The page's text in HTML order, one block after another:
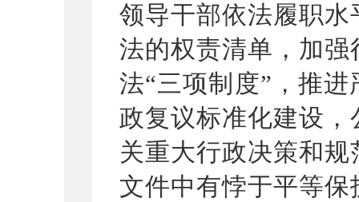
领导干部依法履职
法的权责清单 ， 加强
法“三项制度” ，推
政复议标准化建设
关重大行政决策和
文件中有悖于平等